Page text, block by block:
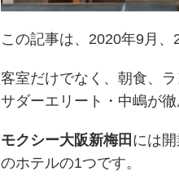
この記事は、2020年9月、
客室だけでなく、朝食、
サダーエリート・中嶋が徹
モクシー大阪新梅田 には
のホテルの1つです。